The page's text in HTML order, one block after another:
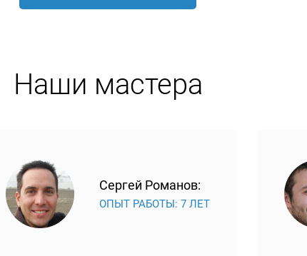
Наши мастера
Сергей Романов:
ОПЫТ РАБОТЫ: 7 ЛЕТ